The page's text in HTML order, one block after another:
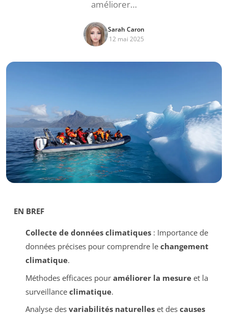
améliorer…
Sarah Caron
12 mai 2025
EN BREF
Collecte de données climatiques: Importance de
données précises pour comprendre le changement
climatique.
Méthodes efficaces pour améliorer la mesureet la
surveillance climatique.
Analyse des variabilités naturelleset des causes